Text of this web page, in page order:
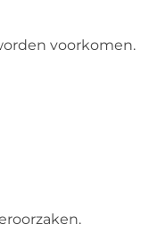
voorkomen.